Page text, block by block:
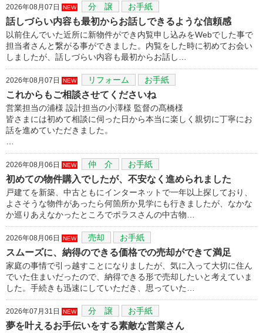
2026年08月07日 NEW 分 譲 お手紙
話しづらい内容も最初からお話しできるような信頼感
以前住んでいた近所に新物件ができ内覧申し込みをWebでした事で
担当者さんと繋がる事ができました。内覧をした時に初めてお会い
しましたが、話しづらい内容も最初からお話し…
2026年08月07日 NEW リフォーム お手紙
これからもご相談させてくださいね
営業担当の浦様 設計担当の小澤様 監督の髙橋様
皆さまには初めて相談に伺った日から本当に楽しく親切に丁寧にお
話を進めていただきました。
2026年08月06日 NEW 仲 介 お手紙
初めての物件購入でしたが、不安なく進められました
戸建てを新築、中古ともにインターネットで一年以上探しており、
よさそうな物件があったら何箇所か見学にも行きましたが、なかな
か巡りあえなかったところでポラスさんの中古物…
2026年08月06日 NEW 売却 お手紙
スムーズに、納得のできる価格での売却ができて満足
家庭の事情で引っ越すことになりましたが、気に入って大切に住ん
でいた住まいだったので、納得できる形で売却したいと考えていま
した。手続きも迅速にしていただき、思っていた…
2026年07月31日 NEW 分 譲 お手紙
夢を叶えるお手伝いをする素敵な営業さん